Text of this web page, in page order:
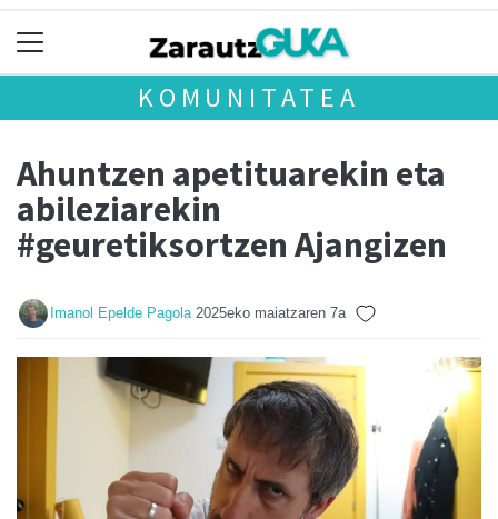
KOMUNITATEA
Ahuntzen apetituarekin eta
abileziarekin
#geuretiksortzen Ajangizen
Imanol Epelde Pagola 2025eko maiatzaren 7a